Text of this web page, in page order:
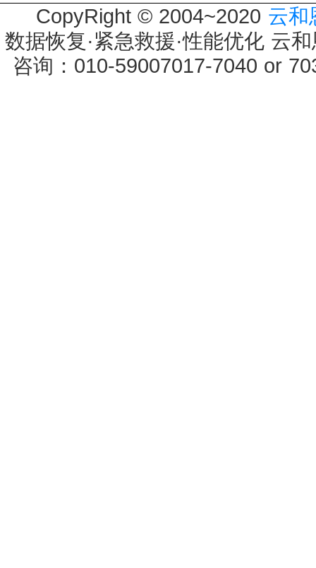
CopyRight © 2004~2020 云和
数据恢复·紧急救援·性能优化 云
咨询：010-59007017-7040 or